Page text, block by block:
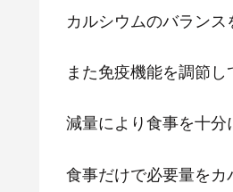
カルシウムのバラン
また免疫機能を調節
減量により食事を十
食事だけで必要量を